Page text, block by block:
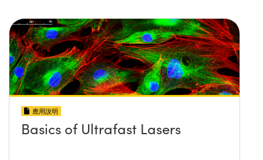
應用說明
Basics of Ultrafast Lasers